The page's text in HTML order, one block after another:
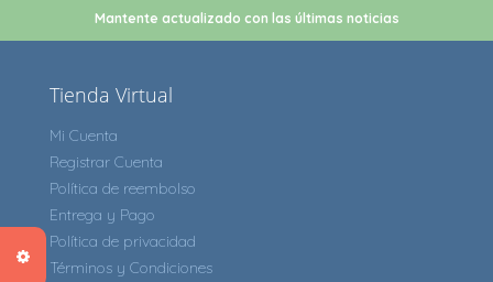
Mantente actualizado con las últimas noticias
Tienda Virtual
Mi Cuenta
Registrar Cuenta
Política de reembolso
Entrega y Pago
Política de privacidad
Términos y Condiciones